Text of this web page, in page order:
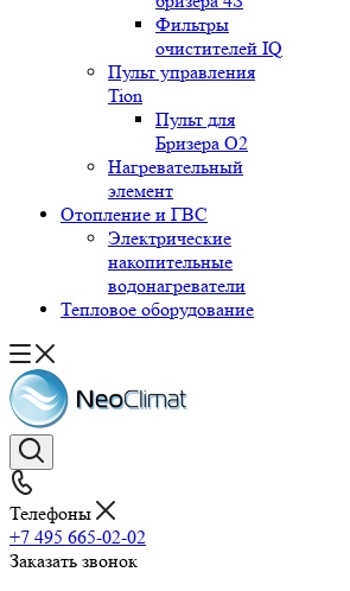
Фильтры
очистителей IQ
Пульт управления
Tion
Пульт для
Бризера O2
Нагревательный
элемент
Отопление и ГВС
Электрические
накопительные
водонагреватели
Тепловое оборудование
Телефоны
+7 495 665-02-02
Заказать звонок